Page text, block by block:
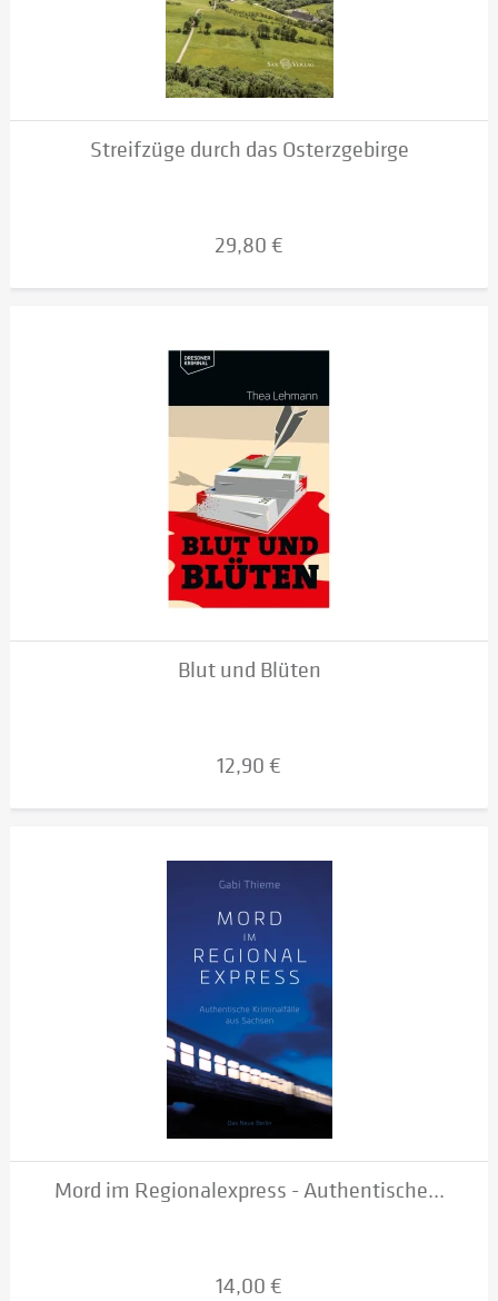
Streifzüge durch das Osterzgebirge
29,80 €
Blut und Blüten
12,90 €
Mord im Regionalexpress - Authentische...
14,00 €